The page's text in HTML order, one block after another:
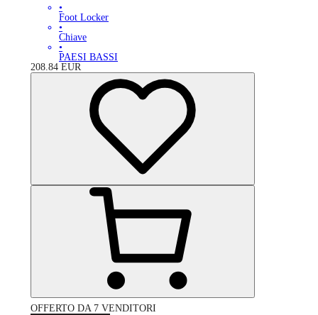
•
Foot Locker
•
Chiave
•
PAESI BASSI
208.84 EUR
OFFERTO DA 7 VENDITORI